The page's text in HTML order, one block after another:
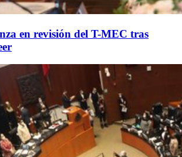
en revisión del T-MEC tras